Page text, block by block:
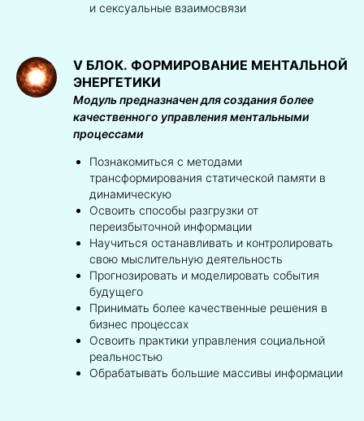
и сексуальные взаимосвязи
V БЛОК. ФОРМИРОВАНИЕ МЕНТАЛЬНОЙ
ЭНЕРГЕТИКИ
Модуль предназначен для создания более
качественного управления ментальными
процессами
Познакомиться с методами
трансформирования статической памяти в
динамическую
Освоить способы разгрузки от
переизбыточной информации
Научиться останавливать и контролировать
свою мыслительную деятельность
Прогнозировать и моделировать события
будущего
Принимать более качественные решения в
бизнес процессах
Освоить практики управления социальной
реальностью
Обрабатывать большие массивы информации